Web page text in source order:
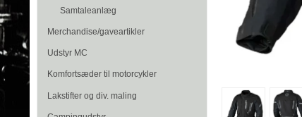
Samtaleanlæg
Merchandise/gaveartikler
Udstyr MC
Komfortsæder til motorcykler
Lakstifter og div. maling